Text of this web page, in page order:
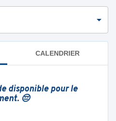
CALENDRIER
disponible pour le
😔